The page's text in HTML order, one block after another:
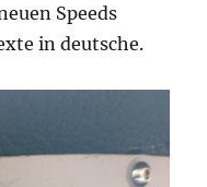
Speeds
in deutsche.